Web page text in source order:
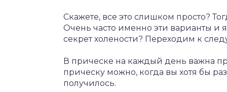
Скажете, все это слишком просто?
Очень часто именно эти варианты и
секрет холености? Переходим к
В прическе на каждый день важна
прическу можно, когда вы хотя бы
получилось.